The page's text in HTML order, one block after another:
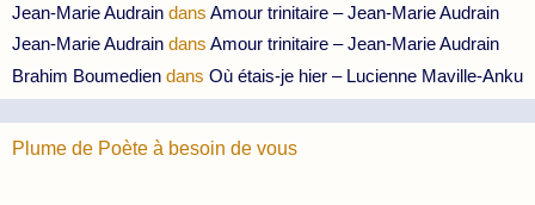
Jean-Marie Audrain dans Amour trinitaire – Jean-Marie Audrain
Jean-Marie Audrain dans Amour trinitaire – Jean-Marie Audrain
Brahim Boumedien dans Où étais-je hier – Lucienne Maville-Anku
Plume de Poète à besoin de vous